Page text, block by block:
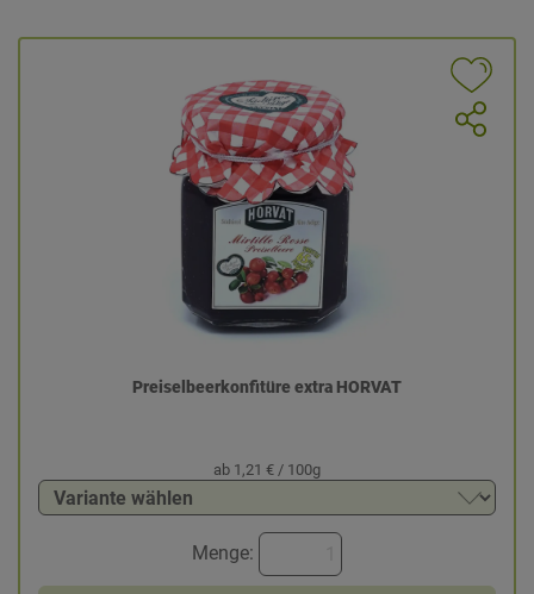
Preiselbeerkonfitüre extra HORVAT
ab 1,21 € / 100g
Menge: